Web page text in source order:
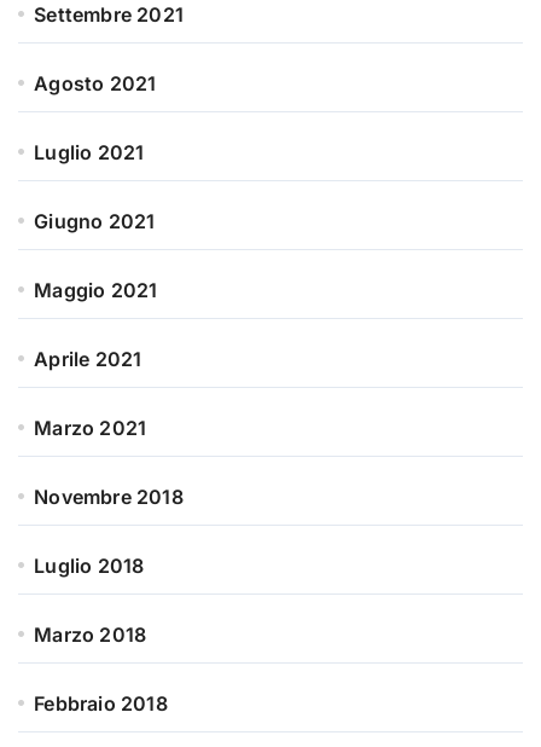
Settembre 2021
Agosto 2021
Luglio 2021
Giugno 2021
Maggio 2021
Aprile 2021
Marzo 2021
Novembre 2018
Luglio 2018
Marzo 2018
Febbraio 2018